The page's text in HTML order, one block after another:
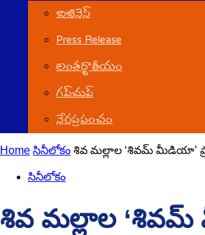
బిజినెస్
Press Release
అంతర్జాతీయం
గ‌ప్‌చుప్
నేర‌ప్ర‌పంచం
Home సినీలోకం శివ మల్లాల ‘శివమ్‌ మీడియా’
సినీలోకం
శివ మల్లాల